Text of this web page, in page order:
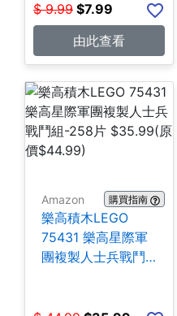
$ 9.99 $7.99
由此查看
Amazon 購買指南
樂高積木LEGO
75431 樂高星際軍
團複製人士兵戰鬥